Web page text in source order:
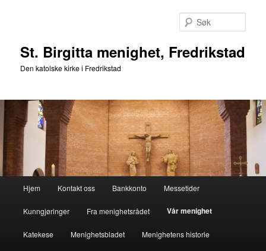
St. Birgitta menighet, Fredrikstad
Den katolske kirke i Fredrikstad
Hjem Kontakt oss Bankkonto Messetider
Kunngjøringer Fra menighetsrådet Vår menighet
Katekese Menighetsbladet Menighetens historie